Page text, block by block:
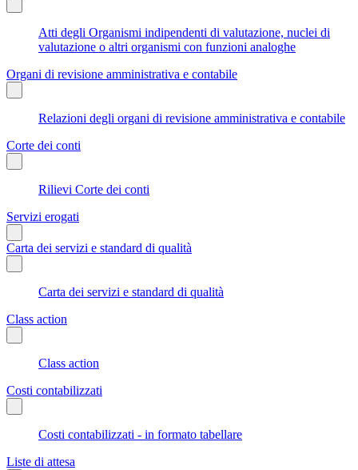
Atti degli Organismi indipendenti di valutazione, nuclei di
valutazione o altri organismi con funzioni analoghe
Organi di revisione amministrativa e contabile
Relazioni degli organi di revisione amministrativa e contabile
Corte dei conti
Rilievi Corte dei conti
Servizi erogati
Carta dei servizi e standard di qualità
Carta dei servizi e standard di qualità
Class action
Class action
Costi contabilizzati
Costi contabilizzati - in formato tabellare
Liste di attesa